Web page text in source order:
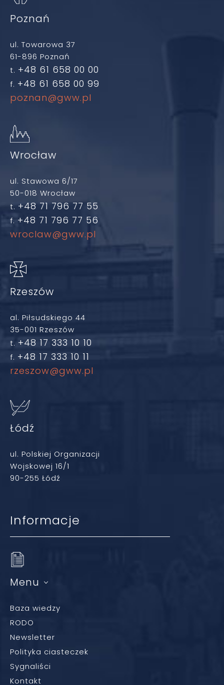
Poznań
ul. Towarowa 37
61-896 Poznań
t. +48 61 658 00 00
f. +48 61 658 00 99
poznan@gww.pl
Wrocław
ul. Stawowa 6/17
50-018 Wrocław
t. +48 71 796 77 55
f. +48 71 796 77 56
wroclaw@gww.pl
Rzeszów
al. Piłsudskiego 44
35-001 Rzeszów
t. +48 17 333 10 10
f. +48 17 333 10 11
rzeszow@gww.pl
Łódź
ul. Polskiej Organizacji
Wojskowej 16/1
90-255 Łódź
Informacje
Menu
Baza wiedzy
RODO
Newsletter
Polityka ciasteczek
Sygnaliści
Kontakt